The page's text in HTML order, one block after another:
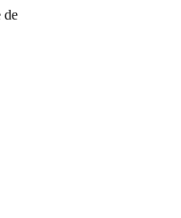
de